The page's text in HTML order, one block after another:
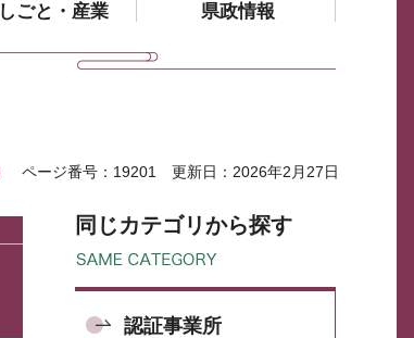
しごと・産業 県政情報
ページ番号：19201 更新日：2026年2月27日
同じカテゴリから探す
認証事業所